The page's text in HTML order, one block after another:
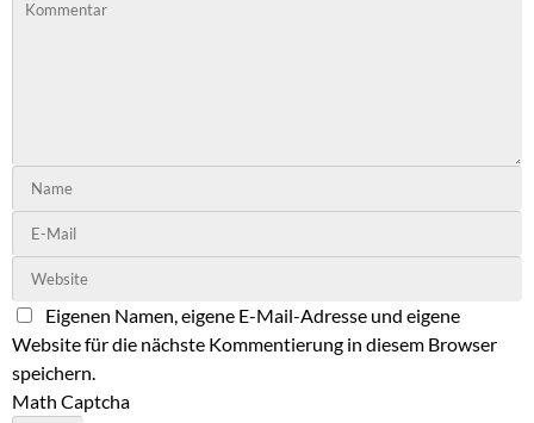
Eigenen Namen, eigene E-Mail-Adresse und eigene
Website für die nächste Kommentierung in diesem Browser
speichern.
Math Captcha